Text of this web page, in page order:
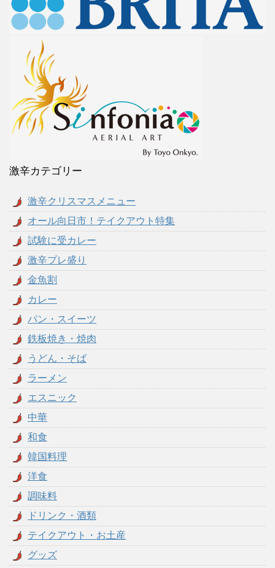
激辛カテゴリー
激辛クリスマスメニュー
オール向日市！テイクアウト特集
試験に受カレー
激辛プレ盛り
金魚割
カレー
パン・スイーツ
鉄板焼き・焼肉
うどん・そば
ラーメン
エスニック
中華
和食
韓国料理
洋食
調味料
ドリンク・酒類
テイクアウト・お土産
グッズ